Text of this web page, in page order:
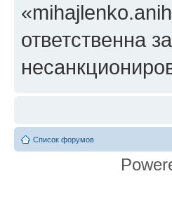
ответственна
Список форумов